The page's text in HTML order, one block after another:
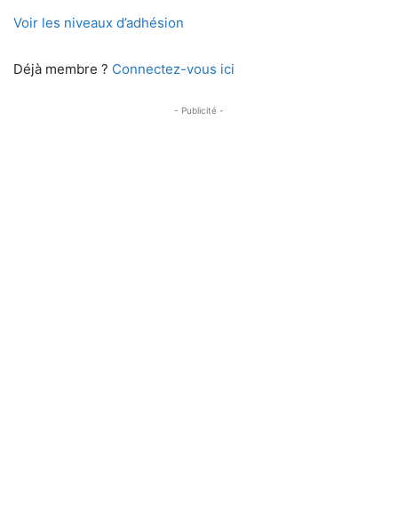
Voir les niveaux d’adhésion
Déjà membre ? Connectez-vous ici
- Publicité -